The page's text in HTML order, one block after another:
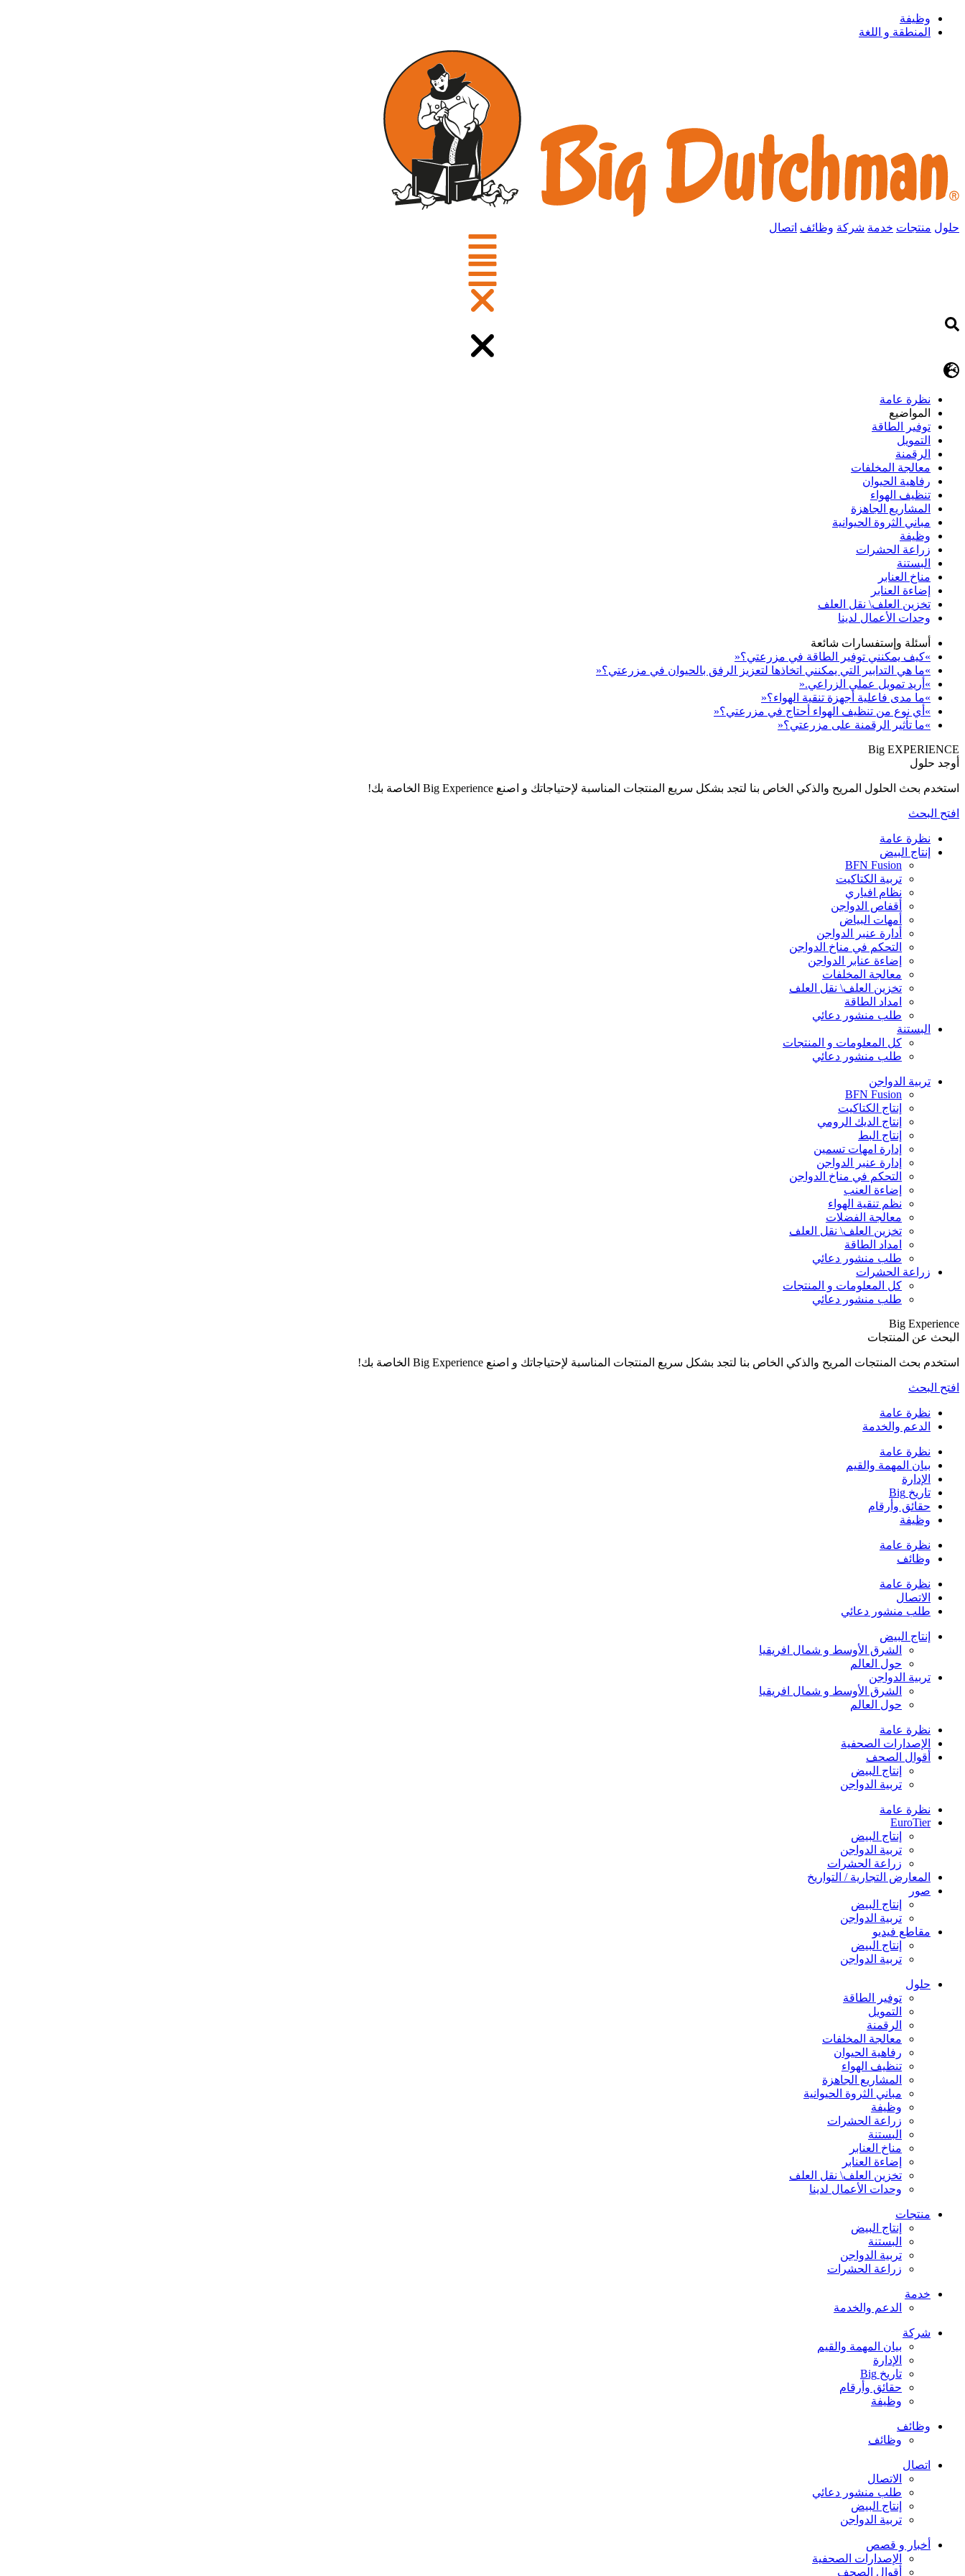
وظيفة
المنطقة و اللغة
حلول منتجات خدمة شركة وظائف اتصال
نظرة عامة
المواضيع
توفير الطاقة
التمويل
الرقمنة
معالجة المخلفات
رفاهية الحيوان
تنظيف الهواء
المشاريع الجاهزة
مباني الثروة الحيوانية
وظيفة
زراعة الحشرات
البستنة
مناخ العنابر
إضاءة العنابر
تخزين العلف\ نقل العلف
وحدات الأعمال لدينا
أسئلة وإستفسارات شائعة
»كيف يمكنني توفير الطاقة في مزرعتي؟«
»ما هي التدابير التي يمكنني اتخاذها لتعزيز الرفق بالحيوان في مزرعتي؟«
»أريد تمويل عملي الزراعي.«
»ما مدى فاعلية أجهزة تنقية الهواء؟«
»أي نوع من تنظيف الهواء أحتاج في مزرعتي؟«
»ما تأثير الرقمنة على مزرعتي؟«
Big EXPERIENCE
أوجد حلول
استخدم بحث الحلول المريح والذكي الخاص بنا لتجد بشكل سريع المنتجات المناسبة لإحتياجاتك و اصنع Big Experience الخاصة بك!
افتح البحث
نظرة عامة
إنتاج البيض
BFN Fusion
تربية الكتاكيت
نظام افياري
أقفاص الدواجن
أمهات البياض
أدارة عنبر الدواجن
التحكم في مناخ الدواجن
إضاءة عنابر الدواجن
معالجة المخلفات
تخزين العلف\ نقل العلف
امداد الطاقة
طلب منشور دعائي
البستنة
كل المعلومات و المنتجات
طلب منشور دعائي
تربية الدواجن
BFN Fusion
إنتاج الكتاكيت
إنتاج الديك الرومي
إنتاج البط
إدارة امهات تسمين
إدارة عنبر الدواجن
التحكم في مناخ الدواجن
إضاءة العنب
نظم تنقية الهواء
معالجة الفضلات
تخزين العلف\ نقل العلف
امداد الطاقة
طلب منشور دعائي
زراعة الحشرات
كل المعلومات و المنتجات
طلب منشور دعائي
Big Experience
البحث عن المنتجات
استخدم بحث المنتجات المريح والذكي الخاص بنا لتجد بشكل سريع المنتجات المناسبة لإحتياجاتك و اصنع Big Experience الخاصة بك!
افتح البحث
نظرة عامة
الدعم والخدمة
نظرة عامة
بيان المهمة والقيم
الإدارة
تاريخ Big
حقائق وأرقام
وظيفة
نظرة عامة
وظائف
نظرة عامة
الاتصال
طلب منشور دعائي
إنتاج البيض
الشرق الأوسط و شمال افريقيا
حول العالم
تربية الدواجن
الشرق الأوسط و شمال افريقيا
حول العالم
نظرة عامة
الإصدارات الصحفية
أقوال الصحف
إنتاج البيض
تربية الدواجن
نظرة عامة
EuroTier
إنتاج البيض
تربية الدواجن
زراعة الحشرات
المعارض التجارية / التواريخ
صور
إنتاج البيض
تربية الدواجن
مقاطع فيديو
إنتاج البيض
تربية الدواجن
حلول
توفير الطاقة
التمويل
الرقمنة
معالجة المخلفات
رفاهية الحيوان
تنظيف الهواء
المشاريع الجاهزة
مباني الثروة الحيوانية
وظيفة
زراعة الحشرات
البستنة
مناخ العنابر
إضاءة العنابر
تخزين العلف\ نقل العلف
وحدات الأعمال لدينا
منتجات
إنتاج البيض
البستنة
تربية الدواجن
زراعة الحشرات
خدمة
الدعم والخدمة
شركة
بيان المهمة والقيم
الإدارة
تاريخ Big
حقائق وأرقام
وظيفة
وظائف
وظائف
اتصال
الاتصال
طلب منشور دعائي
إنتاج البيض
تربية الدواجن
أخبار و قصص
الإصدارات الصحفية
أقوال الصحف